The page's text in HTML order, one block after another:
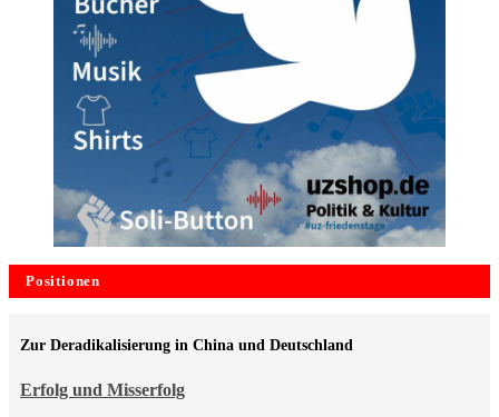
Positionen
Erfolg und Misserfolg
Zur Deradikalisierung in China und Deutschland